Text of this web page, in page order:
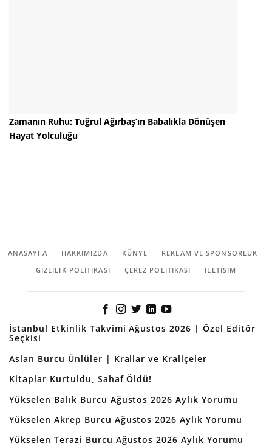
Zamanın Ruhu: Tuğrul Ağırbaş’ın Babalıkla Dönüşen
Hayat Yolculuğu
ANASAYFA HAKKIMIZDA KÜNYE
REKLAM VE SPONSORLUK
GIZLILIK POLITIKASI
ÇEREZ POLITIKASI İLETİŞİM
İstanbul Etkinlik Takvimi Ağustos 2026 | Özel Editör
Seçkisi
Aslan Burcu Ünlüler | Krallar ve Kraliçeler
Kitaplar Kurtuldu, Sahaf Öldü!
Yükselen Balık Burcu Ağustos 2026 Aylık Yorumu
Yükselen Akrep Burcu Ağustos 2026 Aylık Yorumu
Yükselen Terazi Burcu Ağustos 2026 Aylık Yorumu